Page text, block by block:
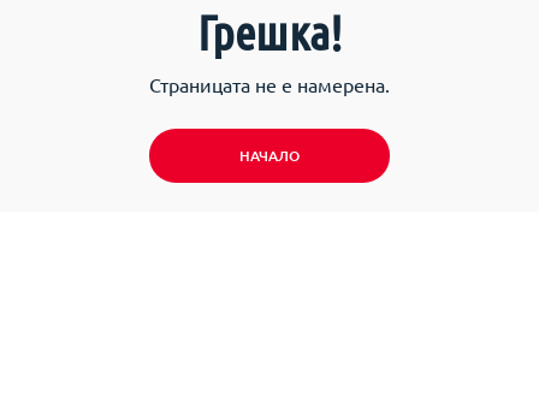
Грешка!
Страницата не е намерена.
НАЧАЛО